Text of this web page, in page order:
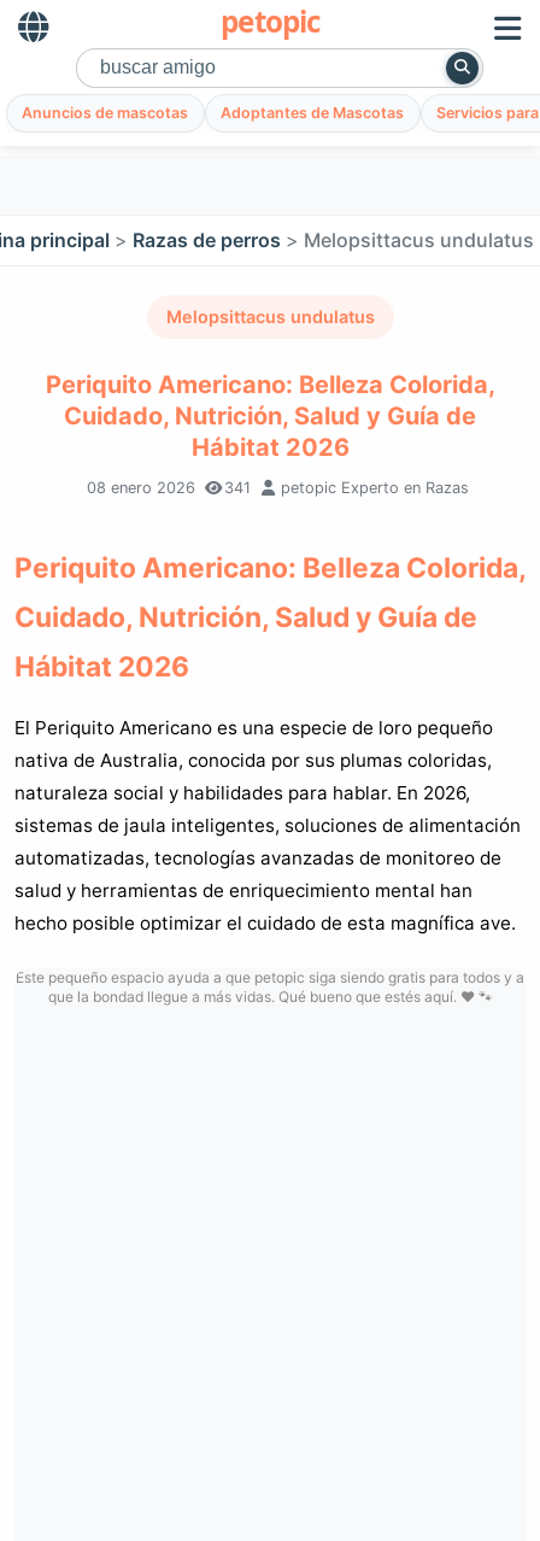
petopic
Anuncios de mascotas Adoptantes de Mascotas Servicios
principal Razas de perros Melopsittacus undulatus
Melopsittacus undulatus
Periquito Americano: Belleza Colorida,
Cuidado, Nutrición, Salud y Guía de
Hábitat 2026
08 enero 2026 341 petopic Experto en Razas
Periquito Americano: Belleza Colorida,
Cuidado, Nutrición, Salud y Guía de
Hábitat 2026
El Periquito Americano es una especie de loro pequeño
nativa de Australia, conocida por sus plumas coloridas,
naturaleza social y habilidades para hablar. En 2026,
sistemas de jaula inteligentes, soluciones de alimentación
automatizadas, tecnologías avanzadas de monitoreo de
salud y herramientas de enriquecimiento mental han
hecho posible optimizar el cuidado de esta magnífica ave.
Este pequeño espacio ayuda a que petopic siga siendo gratis para todos y a
que la bondad llegue a más vidas. Qué bueno que estés aquí. ❤️ 🐾